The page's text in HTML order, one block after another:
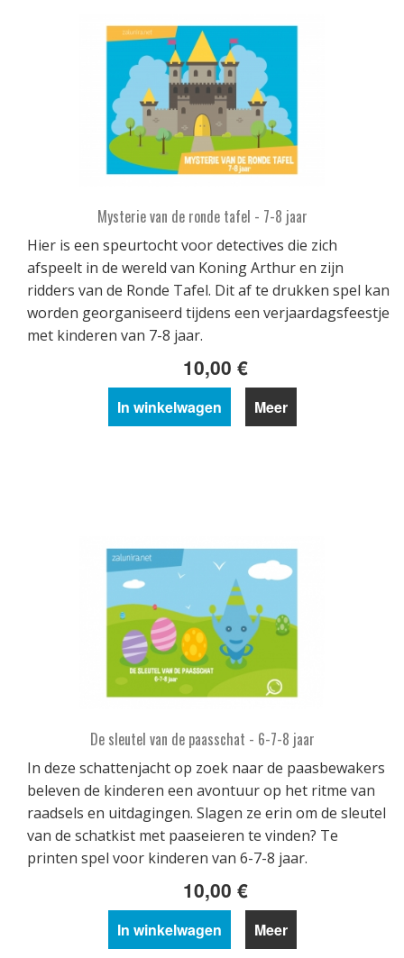
Mysterie van de ronde tafel - 7-8 jaar
Hier is een speurtocht voor detectives die zich
afspeelt in de wereld van Koning Arthur en zijn
ridders van de Ronde Tafel. Dit af te drukken spel kan
worden georganiseerd tijdens een verjaardagsfeestje
met kinderen van 7-8 jaar.
10,00 €
In winkelwagen Meer
De sleutel van de paasschat - 6-7-8 jaar
In deze schattenjacht op zoek naar de paasbewakers
beleven de kinderen een avontuur op het ritme van
raadsels en uitdagingen. Slagen ze erin om de sleutel
van de schatkist met paaseieren te vinden? Te
printen spel voor kinderen van 6-7-8 jaar.
10,00 €
In winkelwagen Meer